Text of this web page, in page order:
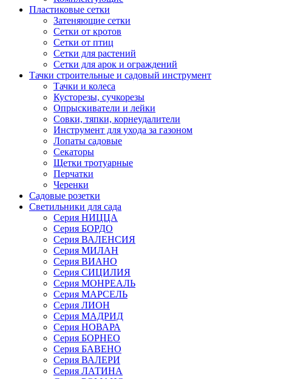
Пластиковые сетки
Затеняющие сетки
Сетки от кротов
Сетки от птиц
Сетки для растений
Сетки для арок и ограждений
Тачки строительные и садовый инструмент
Тачки и колеса
Кусторезы, сучкорезы
Опрыскиватели и лейки
Совки, тяпки, корнеудалители
Инструмент для ухода за газоном
Лопаты садовые
Секаторы
Щетки тротуарные
Перчатки
Черенки
Садовые розетки
Светильники для сада
Серия НИЦЦА
Серия БОРДО
Серия ВАЛЕНСИЯ
Серия МИЛАН
Серия ВИАНО
Серия СИЦИЛИЯ
Серия МОНРЕАЛЬ
Серия МАРСЕЛЬ
Серия ЛИОН
Серия МАДРИД
Серия НОВАРА
Серия БОРНЕО
Серия БАВЕНО
Серия ВАЛЕРИ
Серия ЛАТИНА